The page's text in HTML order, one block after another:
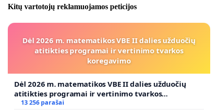
Kitų vartotojų reklamuojamos peticijos
Dėl 2026 m. matematikos VBE II dalies užduočių
atitikties programai ir vertinimo tvarkos
koregavimo
Dėl 2026 m. matematikos VBE II dalies užduočių
atitikties programai ir vertinimo tvarkos
koregavimo
13 256 parašai